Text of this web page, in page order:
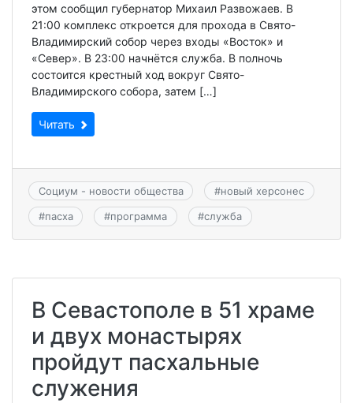
этом сообщил губернатор Михаил Развожаев. В
21:00 комплекс откроется для прохода в Свято-
Владимирский собор через входы «Восток» и
«Север». В 23:00 начнётся служба. В полночь
состоится крестный ход вокруг Свято-
Владимирского собора, затем […]
Читать
Социум - новости общества #новый херсонес
#пасха #программа #служба
В Севастополе в 51 храме
и двух монастырях
пройдут пасхальные
служения